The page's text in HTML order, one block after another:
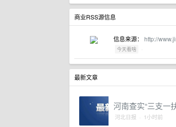
商业RSS源信息
信息来源： http://
今天看啥 ·
最新文章
河南查实“三支一
河北日报 · 1小时前